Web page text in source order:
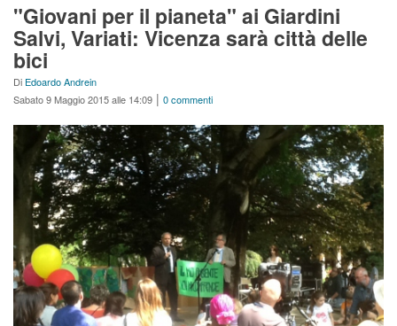
"Giovani per il pianeta" ai Giardini
Salvi, Variati: Vicenza sarà città delle
bici
Di Edoardo Andrein
Sabato 9 Maggio 2015 alle 14:09 | 0 commenti